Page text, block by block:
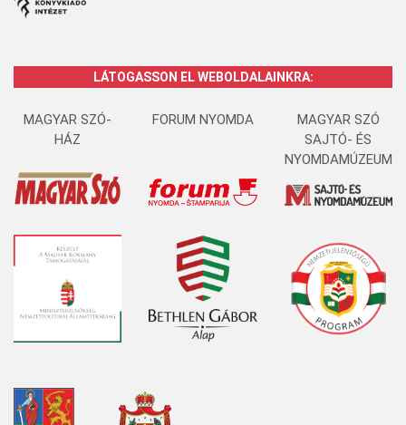
LÁTOGASSON EL WEBOLDALAINKRA:
MAGYAR SZÓ-
HÁZ
FORUM NYOMDA
MAGYAR SZÓ
SAJTÓ- ÉS
NYOMDAMÚZEUM